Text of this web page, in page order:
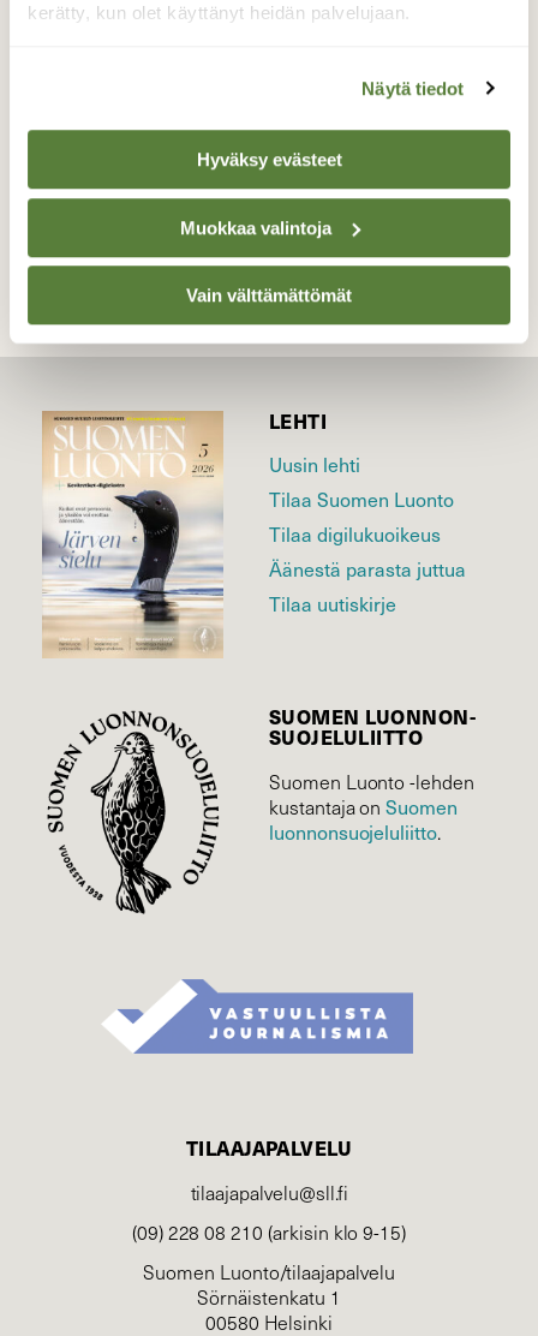
kerätty, kun olet käyttänyt heidän palvelujaan.
Näytä tiedot
Hyväksy evästeet
Muokkaa valintoja
Vain välttämättömät
Hieno aurinkoinen päivä turussa 9.2.2017
TAKAISIN LISTAAN
LEHTI
Uusin lehti
Tilaa Suomen Luonto
Tilaa digilukuoikeus
Äänestä parasta juttua
Tilaa uutiskirje
SUOMEN LUONNON­
SUOJELU­LIITTO
Suomen Luonto -lehden
kustantaja onSuomen
luonnonsuojelu­liitto.
TILAAJAPALVELU
tilaajapalvelu@sll.fi
(09) 228 08 210 (arkisin klo 9-15)
Suomen Luonto/tilaajapalvelu
Sörnäistenkatu 1
00580 Helsinki